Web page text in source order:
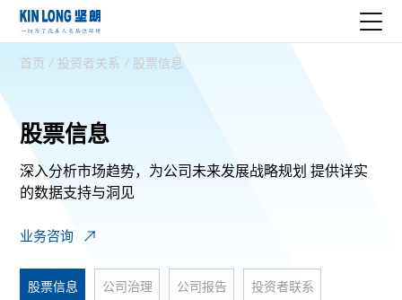
首页 / 投资者关系 / 股票信息
股票信息
深入分析市场趋势，为公司未来发展战略规划 提供详实
的数据支持与洞见
业务咨询
股票信息 公司治理 公司报告 投资者联系